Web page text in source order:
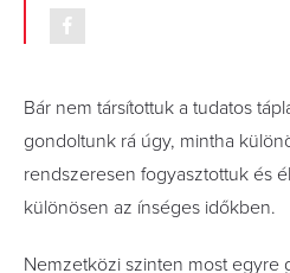
Bár nem társítottuk a tudatos
gondoltunk rá úgy, mintha
rendszeresen fogyasztottuk és
különösen az ínséges időkben.
Nemzetközi szinten most egyre